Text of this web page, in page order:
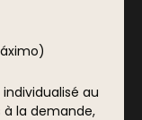
au
à la demande,